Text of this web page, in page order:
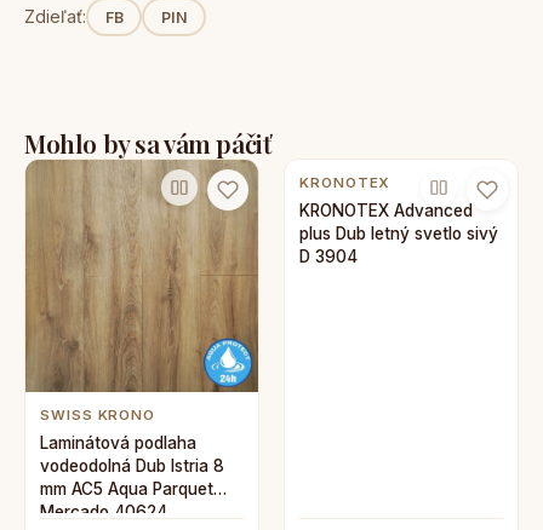
Zdieľať: FB PIN
Mohlo by sa vám páčiť
SWISS KRONO
Laminátová podlaha
vodeodolná Dub Istria 8
mm AC5 Aqua Parquet
Mercado 40624
KRONOTEX
KRONOTEX Advanced
plus Dub letný svetlo sivý
D 3904